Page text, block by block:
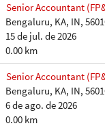
Senior Accountant
Bengaluru, KA, IN,
15 de jul. de 2026
0.00 km
Senior Accountant
Bengaluru, KA, IN,
6 de ago. de 2026
0.00 km